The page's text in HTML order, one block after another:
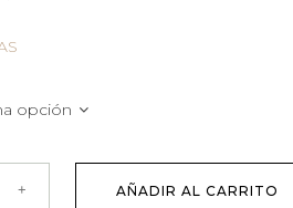
opción
AÑADIR AL CARRITO